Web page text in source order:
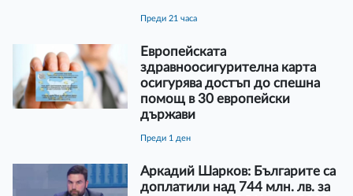
преди 21 часа
Европейската
здравноосигурителна карта
осигурява достъп до спешна
помощ в 30 европейски
държави
преди 1 ден
Аркадий Шарков: Българите са
доплатили над 744 млн. лв. за